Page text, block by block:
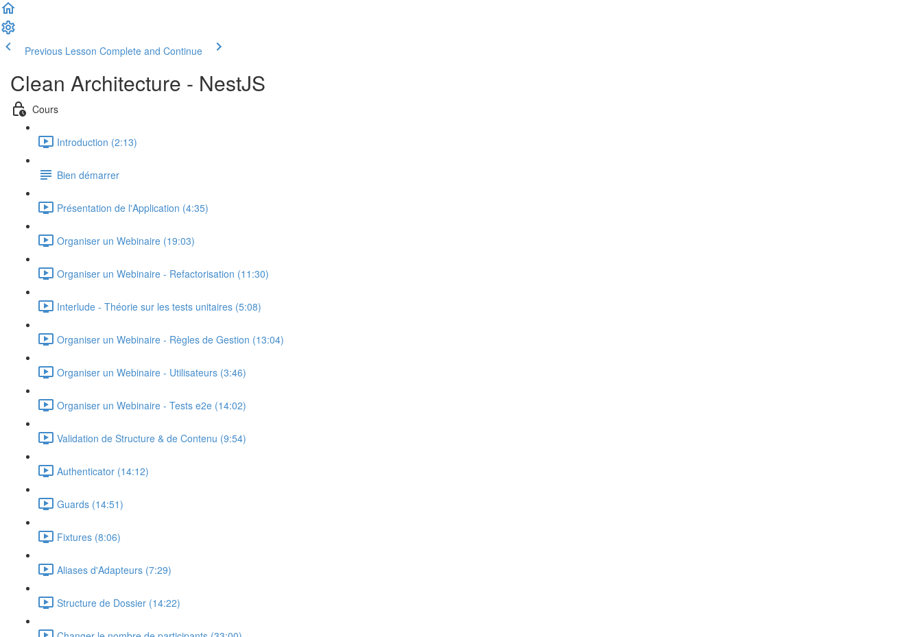
Previous Lesson Complete and Continue
Clean Architecture - NestJS
Cours
Introduction (2:13)
Bien démarrer
Présentation de l'Application (4:35)
Organiser un Webinaire (19:03)
Organiser un Webinaire - Refactorisation (11:30)
Interlude - Théorie sur les tests unitaires (5:08)
Organiser un Webinaire - Règles de Gestion (13:04)
Organiser un Webinaire - Utilisateurs (3:46)
Organiser un Webinaire - Tests e2e (14:02)
Validation de Structure & de Contenu (9:54)
Authenticator (14:12)
Guards (14:51)
Fixtures (8:06)
Aliases d'Adapteurs (7:29)
Structure de Dossier (14:22)